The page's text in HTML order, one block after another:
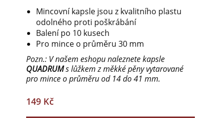
Mincovní kapsle jsou z kvalitního plastu
odolného proti poškrábání
Balení po 10 kusech
Pro mince o průměru 30 mm
Pozn.: V našem eshopu naleznete kapsle
QUADRUMs lůžkem z měkké pěny vytarované
pro mince o průměru od 14 do 41 mm.
149 Kč